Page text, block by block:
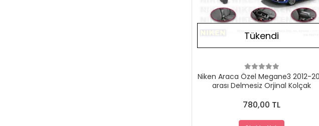
Tükendi
Niken Araca Özel Megane3 2012-
arası Delmesiz Orjinal Kolçak
780,00 TL